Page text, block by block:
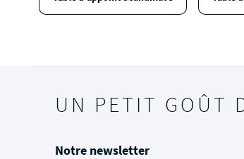
UN PETIT GOÛT
Notre newsletter